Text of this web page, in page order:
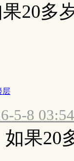
20多
层
5-8 03:54
果20